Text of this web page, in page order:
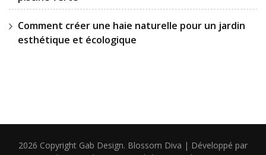
Comment créer une haie naturelle pour un jardin
esthétique et écologique
2026 Copyright Gab Design. Blossom Diva | Développé par